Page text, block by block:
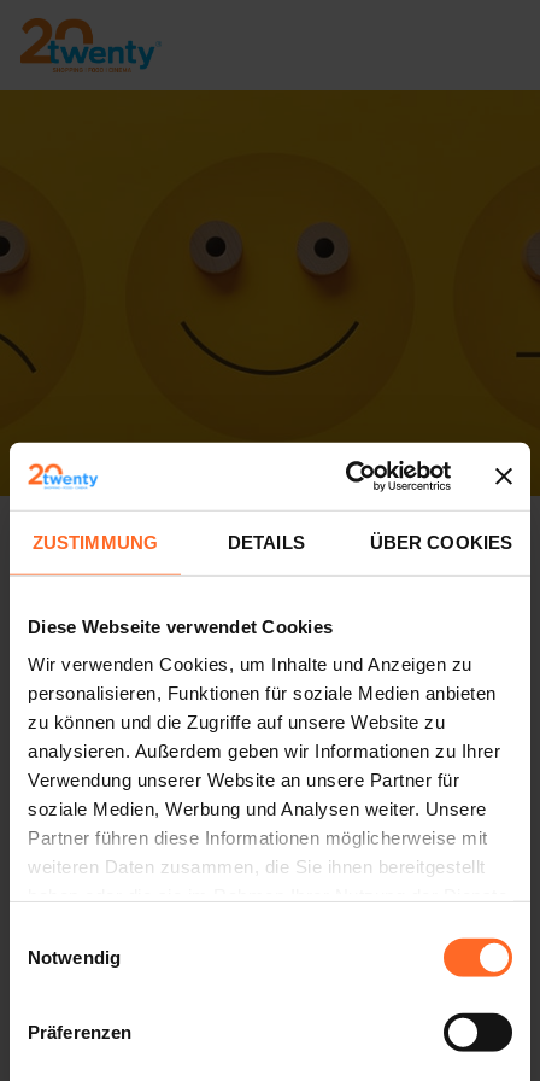
ZUSTIMMUNG DETAILS ÜBER COOKIES
Diese Webseite verwendet Cookies
Wir verwenden Cookies, um Inhalte und Anzeigen zu
personalisieren, Funktionen für soziale Medien anbieten
zu können und die Zugriffe auf unsere Website zu
analysieren. Außerdem geben wir Informationen zu Ihrer
Verwendung unserer Website an unsere Partner für
soziale Medien, Werbung und Analysen weiter. Unsere
Partner führen diese Informationen möglicherweise mit
weiteren Daten zusammen, die Sie ihnen bereitgestellt
Notwendig
Präferenzen
WIR WOLLEN UNS VERBESSERN...
teilzunehmen.
ein Geschenk für dich bereit.
Wie kann man teilnehmen?
Klicke
, erstelle einen Screenshot oder ein Foto der
letzten Seite des Fragebogens, zeige es den Mitarbeitern
am Infopoint und sie händigen dir ein Twenty Gadget aus.
Oder bitte die Hostessen am Infopoint um eine Kopie des
Fragebogens, fülle ihn aus und gib ihn ab, das Twenty-
Gadget erhältst du dann sofort.
Vielen Dank für die Mitarbeit.
Das Marketingteam von Twenty